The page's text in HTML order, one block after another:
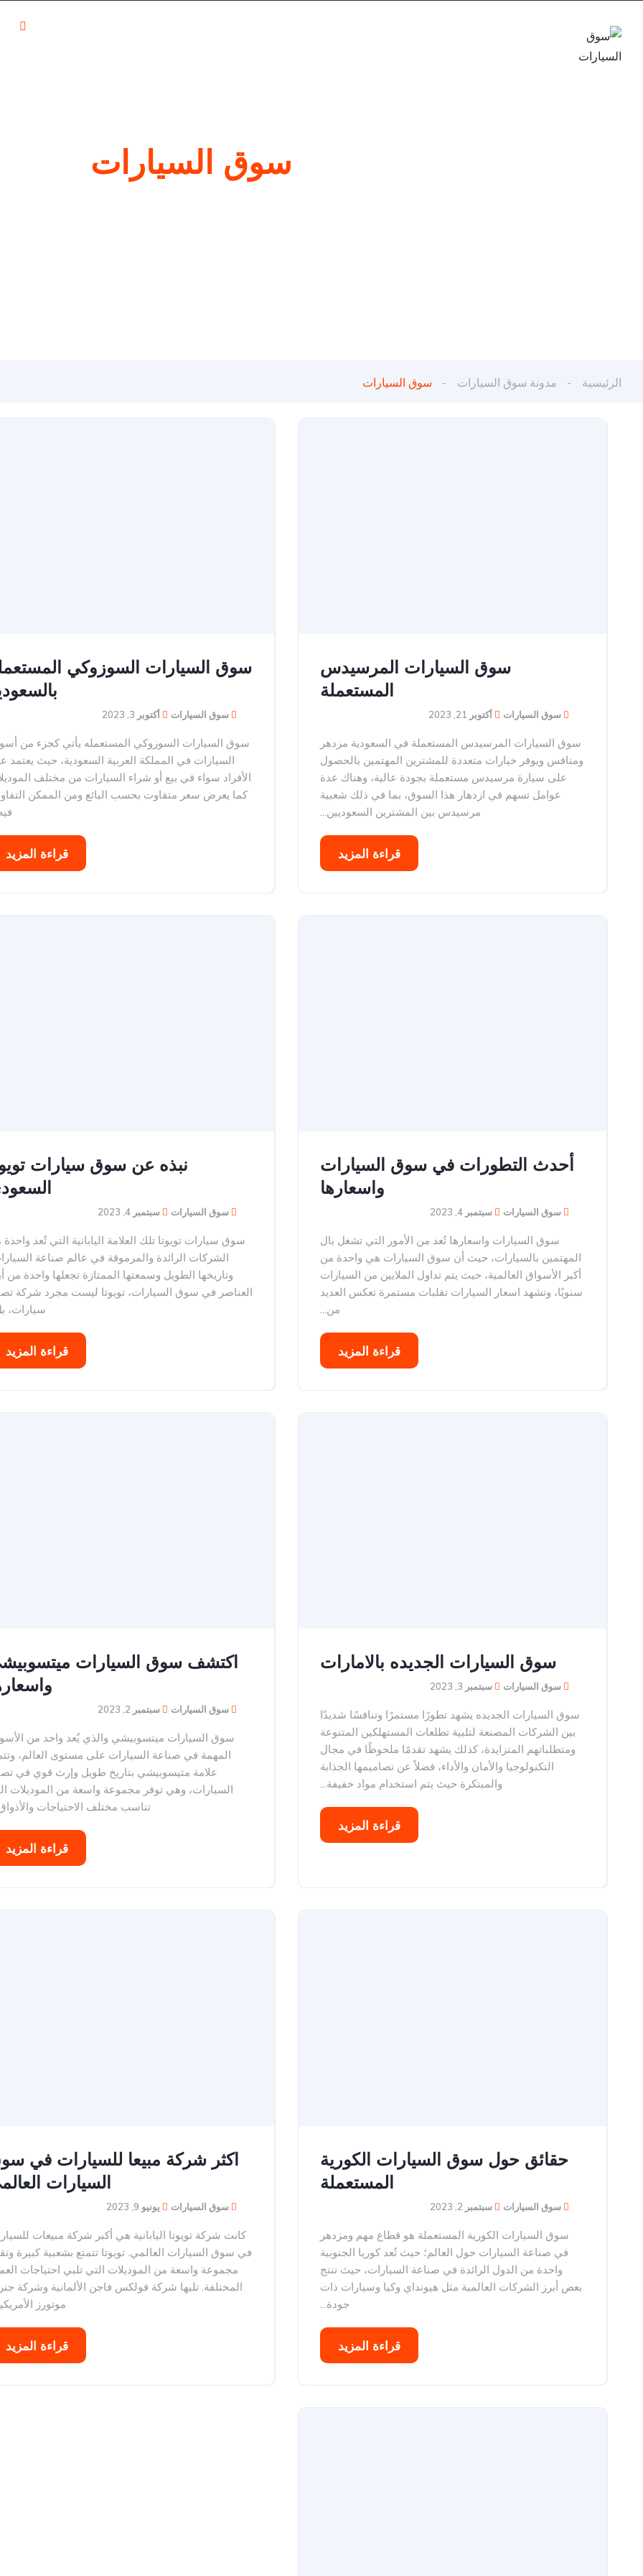
سوق السيارات
الرئيسية مدونة سوق السيارات سوق السيارات
سوق السيارات المرسيدس
المستعملة
سوق السيارات أكتوبر 21, 2023
سوق السيارات المرسيدس المستعملة في السعودية مزدهر
ومنافس ويوفر خيارات متعددة للمشترين المهتمين بالحصول
على سيارة مرسيدس مستعملة بجودة عالية، وهناك عدة
عوامل تسهم في ازدهار هذا السوق، بما في ذلك شعبية
مرسيدس بين المشترين السعوديين...
قراءة المزيد
سوق السيارات السوزوكي
سوق السيارات أكتوبر 3, 2023
سوق السيارات السوزوكي المستعمله يأتي كجزء من
السيارات في المملكة العربية السعودية، حيث يعتمد
الأفراد سواء في بيع أو شراء السيارات من مختلف
كما يعرض سعر متفاوت بحسب البائع ومن الممكن
قراءة المزيد
أحدث التطورات في سوق السيارات
واسعارها
سوق السيارات سبتمبر 4, 2023
سوق السيارات واسعارها تُعد من الأمور التي تشغل بال
المهتمين بالسيارات، حيث أن سوق السيارات هي واحدة من
أكبر الأسواق العالمية، حيث يتم تداول الملايين من السيارات
سنويًا، وتشهد اسعار السيارات تقلبات مستمرة تعكس العديد
من...
قراءة المزيد
نبذه عن سوق سيارات
سوق السيارات سبتمبر 4, 2023
سوق سيارات تويوتا تلك العلامة اليابانية التي تُعد
الشركات الرائدة والمرموقة في عالم صناعة
وتاريخها الطويل وسمعتها الممتازة تجعلها واحدة من
العناصر في سوق السيارات، تويوتا ليست مجرد شركة
سيارات،
قراءة المزيد
سوق السيارات الجديده بالامارات
سوق السيارات سبتمبر 3, 2023
سوق السيارات الجديده يشهد تطورًا مستمرًا وتنافسًا شديدًا
بين الشركات المصنعة لتلبية تطلعات المستهلكين المتنوعة
ومتطلباتهم المتزايدة، كذلك يشهد تقدمًا ملحوظًا في مجال
التكنولوجيا والأمان والأداء، فضلاً عن تصاميمها الجذابة
والمبتكرة حيث يتم استخدام مواد خفيفة...
قراءة المزيد
اكتشف سوق السيارات
سوق السيارات سبتمبر 2, 2023
سوق السيارات ميتسوبيشي والذي يُعد واحد من
المهمة في صناعة السيارات على مستوى العالم،
علامة متيسوبيشي بتاريخ طويل وإرث قوي في
السيارات، وهي توفر مجموعة واسعة من الموديلات
تناسب مختلف الاحتياجات
قراءة المزيد
حقائق حول سوق السيارات الكورية
المستعملة
سوق السيارات سبتمبر 2, 2023
سوق السيارات الكورية المستعملة هو قطاع مهم ومزدهر
في صناعة السيارات حول العالم؛ حيث تُعد كوريا الجنوبية
واحدة من الدول الرائدة في صناعة السيارات، حيث تنتج
بعض أبرز الشركات العالمية مثل هيونداي وكيا وسيارات ذات
جودة...
قراءة المزيد
اكثر شركة مبيعا للسيارات في
السيارات
سوق السيارات يونيو 9, 2023
كانت شركة تويوتا اليابانية هي أكبر شركة مبيعات
في سوق السيارات العالمي. تويوتا تتمتع بشعبية كبيرة
مجموعة واسعة من الموديلات التي تلبي احتياجات
المختلفة. تليها شركة فولكس فاجن الألمانية وشركة
موتورز
قراءة المزيد